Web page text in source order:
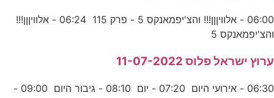
06:00 - אלוויןןן!!! והצ'יפמאנקס 5 - פרק 115 06:24 - אלוויןןן!!!
והצ'יפמאנקס 5
ערוץ ישראל פלוס 11-07-2022
06:30 - אירועי היום 07:20 - יום 08:10 - גיבור היום 09:00 -